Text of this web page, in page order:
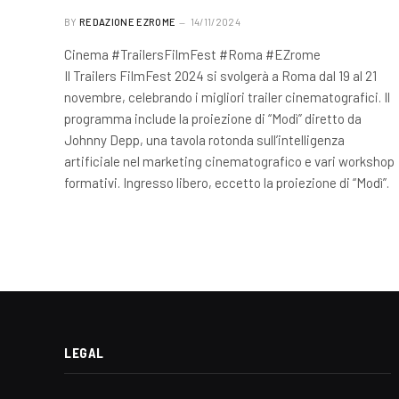
BY REDAZIONE EZROME 14/11/2024
Cinema #TrailersFilmFest #Roma #EZrome
Il Trailers FilmFest 2024 si svolgerà a Roma dal 19 al 21
novembre, celebrando i migliori trailer cinematografici. Il
programma include la proiezione di “Modì” diretto da
Johnny Depp, una tavola rotonda sull’intelligenza
artificiale nel marketing cinematografico e vari workshop
formativi. Ingresso libero, eccetto la proiezione di “Modì”.
LEGAL